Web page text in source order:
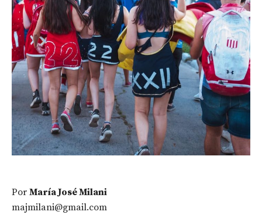
Por María José Milani
majmilani@gmail.com